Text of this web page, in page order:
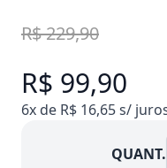
R$ 229,90
R$ 99,90
6x de R$ 16,65 s/
QUANT.